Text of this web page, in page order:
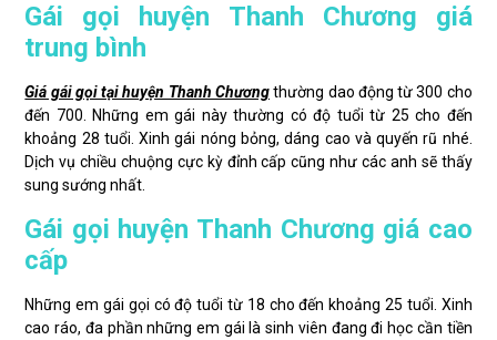
Gái gọi huyện Thanh Chương giá
trung bình
Giá gái gọi tại huyện Thanh Chươngthường dao động từ 300 cho
đến 700. Những em gái này thường có độ tuổi từ 25 cho đến
khoảng 28 tuổi. Xinh gái nóng bỏng, dáng cao và quyến rũ nhé.
Dịch vụ chiều chuộng cực kỳ đỉnh cấp cũng như các anh sẽ thấy
sung sướng nhất.
Gái gọi huyện Thanh Chương giá cao
cấp
Những em gái gọi có độ tuổi từ 18 cho đến khoảng 25 tuổi. Xinh
cao ráo, đa phần những em gái là sinh viên đang đi học cần tiền